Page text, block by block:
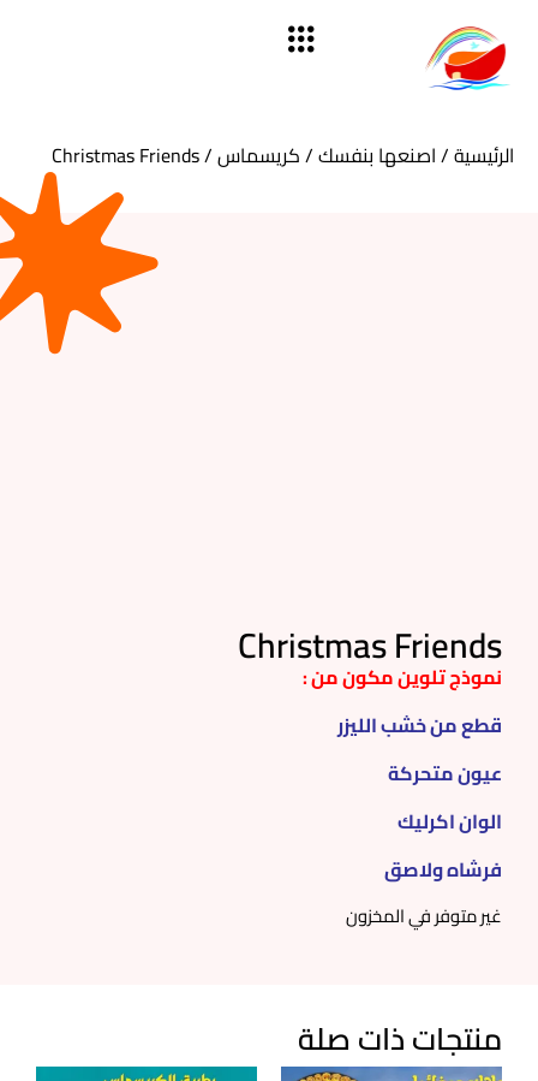
الرئيسية/اصنعها بنفسك/كريسماس/ Christmas Friends
Christmas Friends
نموذج تلوين مكون من :
قطع من خشب الليزر
عيون متحركة
الوان اكرليك
فرشاه ولاصق
غير متوفر في المخزون
منتجات ذات صلة